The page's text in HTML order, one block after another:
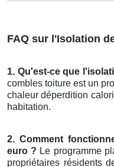
FAQ sur l'Isolation
1. Qu'est-ce que
combles toiture est un
chaleur déperdition
habitation.
2. Comment
euro ? Le programme
propriétaires résidents